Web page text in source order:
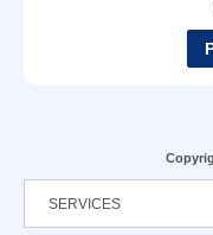
SERVICES